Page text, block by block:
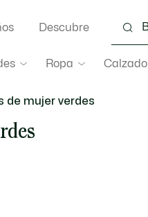
Ropa Calzado
Descubre
de mujer verdes